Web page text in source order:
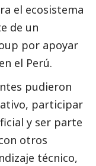
el ecosistema
de un
por apoyar
el Perú.
pudieron
participar
y ser parte
otros
técnico,